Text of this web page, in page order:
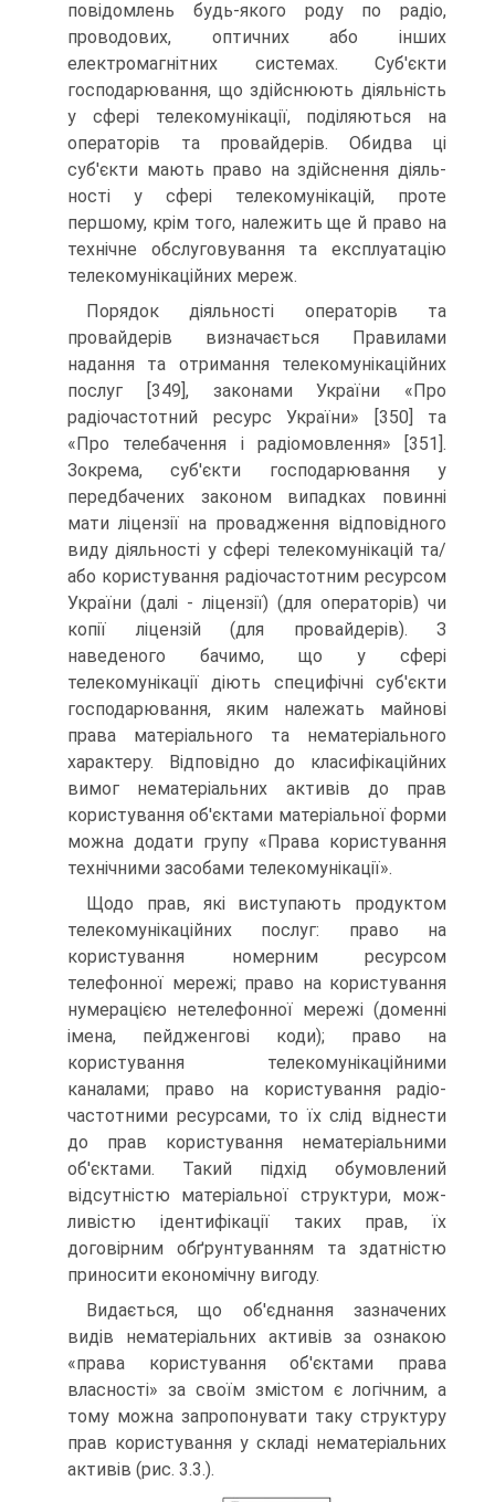
повідомлень будь-якого роду по радіо,
проводових, оптичних або інших
електромагнітних системах. Суб'єкти
господа­рювання, що здійснюють діяльність
у сфері телеко­мунікації, поділяються на
операторів та провайдерів. Обидва ці
суб'єкти мають право на здійснення діяль­
ності у сфері телекомунікацій, проте
першому, крім того, належить ще й право на
технічне обслуговування та експлуатацію
телекомунікаційних мереж.
Порядок діяльності операторів та
провайдерів визначається Правилами
надання та отримання теле­комунікаційних
послуг [349], законами України «Про
радіочастотний ресурс України» [350] та
«Про телеба­чення і радіомовлення» [351].
Зокрема, суб'єкти госпо­дарювання у
передбачених законом випадках повинні
мати ліцензії на провадження відповідного
виду ді­яльності у сфері телекомунікацій та/
або користуван­ня радіочастотним ресурсом
України (далі - ліцензії) (для операторів) чи
копії ліцензій (для провайдерів). З
наведеного бачимо, що у сфері
телекомунікації ді­ють специфічні суб'єкти
господарювання, яким нале­жать майнові
права матеріального та нематеріального
характеру. Відповідно до класифікаційних
вимог не­матеріальних активів до прав
користування об'єктами матеріальної форми
можна додати групу «Права ко­ристування
технічними засобами телекомунікації».
Щодо прав, які виступають продуктом
телекому­нікаційних послуг: право на
користування номерним ресурсом
телефонної мережі; право на користуван­ня
нумерацією нетелефонної мережі (доменні
імена, пейдженгові коди); право на
користування телекому­нікаційними
каналами; право на користування радіо­
частотними ресурсами, то їх слід віднести
до прав ко­ристування нематеріальними
об'єктами. Такий підхід обумовлений
відсутністю матеріальної структури, мож­
ливістю ідентифікації таких прав, їх
договірним обґрун­туванням та здатністю
приносити економічну вигоду.
Видається, що об'єднання зазначених
видів не­матеріальних активів за ознакою
«права користування об'єктами права
власності» за своїм змістом є логічним, а
тому можна запропонувати таку структуру
прав ко­ристування у складі нематеріальних
активів (рис. 3.3.).